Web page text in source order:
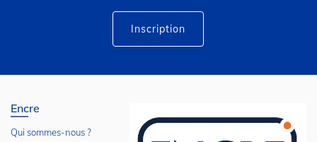
Inscription
Encre
Qui sommes-nous ?